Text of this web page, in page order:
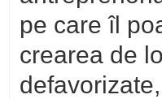
pe care îl
crearea de